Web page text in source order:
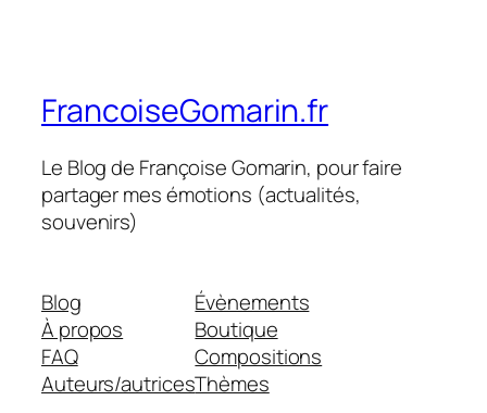
FrancoiseGomarin.fr
Le Blog de Françoise Gomarin, pour faire
partager mes émotions (actualités,
souvenirs)
Blog
À propos
FAQ
Auteurs/autrices
Évènements
Boutique
Compositions
Thèmes